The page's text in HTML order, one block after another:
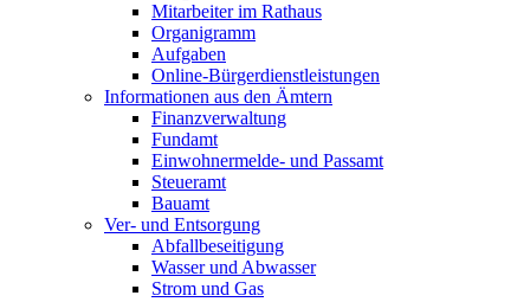
Mitarbeiter im Rathaus
Organigramm
Aufgaben
Online-Bürgerdienstleistungen
Informationen aus den Ämtern
Finanzverwaltung
Fundamt
Einwohnermelde- und Passamt
Steueramt
Bauamt
Ver- und Entsorgung
Abfallbeseitigung
Wasser und Abwasser
Strom und Gas